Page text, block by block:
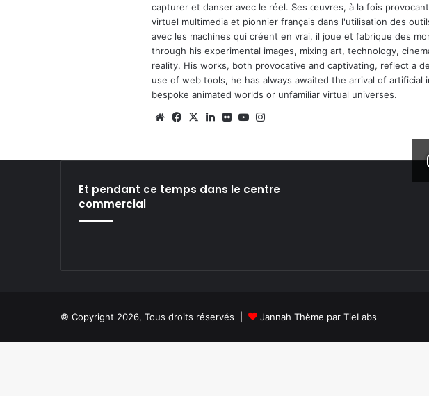
capturer et danser avec le réel. Ses œuvres, à la fois
virtuel multimedia et pionnier français dans l'utilisation des
avec les machines qui créent en vrai, il joue et fabrique des
through his experimental images, mixing art, technology,
reality. His works, both provocative and captivating, reflect a
use of web tools, he has always awaited the arrival of
bespoke animated worlds or unfamiliar virtual universes.
We Fa
X
Lin Fli Yo
Et pendant ce temps dans le centre
commercial
© Copyright 2026, Tous droits réservés | Jannah Thème par TieLabs